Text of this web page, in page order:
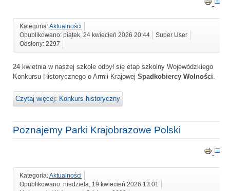
Kategoria:Aktualności
Opublikowano: piątek, 24 kwiecień 2026 20:44
Super User
Odsłony: 2297
24 kwietnia w naszej szkole odbył się etap szkolny Wojewódzkiego
Konkursu Historycznego o Armii Krajowej Spadkobiercy Wolności.
Czytaj więcej: Konkurs historyczny
Poznajemy Parki Krajobrazowe Polski
Kategoria:Aktualności
Opublikowano: niedziela, 19 kwiecień 2026 13:01